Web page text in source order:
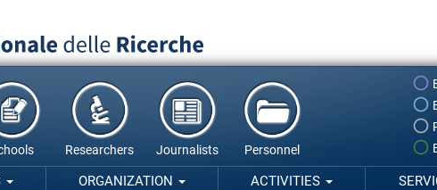
Researchers Journalists Personnel
ORGANIZATION ACTIVITIES